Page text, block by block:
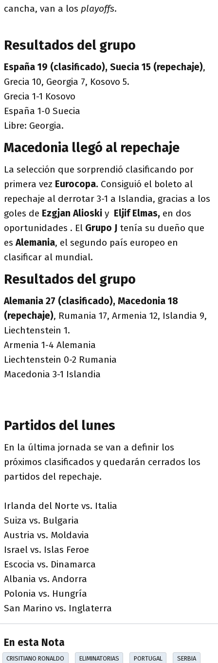
cancha, van a los playoffs.
Resultados del grupo
España 19 (clasificado), Suecia 15 (repechaje),
Grecia 10, Georgia 7, Kosovo 5.
Grecia 1-1 Kosovo
España 1-0 Suecia
Libre: Georgia.
Macedonia llegó al repechaje
La selección que sorprendió clasificando por
primera vez Eurocopa. Consiguió el boleto al
repechaje al derrotar 3-1 a Islandia, gracias a los
goles de Ezgjan Alioski y Eljif Elmas, en dos
oportunidades . El Grupo J tenía su dueño que
esAlemania, el segundo país europeo en
clasificar al mundial.
Resultados del grupo
Alemania 27 (clasificado), Macedonia 18
(repechaje), Rumania 17, Armenia 12, Islandia 9,
Liechtenstein 1.
Armenia 1-4 Alemania
Liechtenstein 0-2 Rumania
Macedonia 3-1 Islandia
Partidos del lunes
En la última jornada se van a definir los
próximos clasificados y quedarán cerrados los
partidos del repechaje.
Irlanda del Norte vs. Italia
Suiza vs. Bulgaria
Austria vs. Moldavia
Israel vs. Islas Feroe
Escocia vs. Dinamarca
Albania vs. Andorra
Polonia vs. Hungría
San Marino vs. Inglaterra
En esta Nota
CRISITIANO RONALDO ELIMINATORIAS PORTUGAL SERBIA